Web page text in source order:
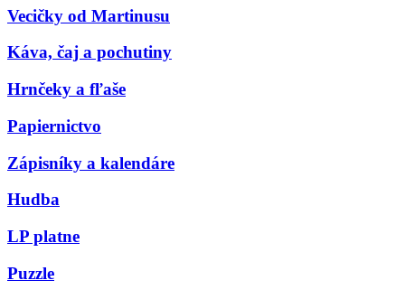
Vecičky od Martinusu
Káva, čaj a pochutiny
Hrnčeky a fľaše
Papiernictvo
Zápisníky a kalendáre
Hudba
LP platne
Puzzle